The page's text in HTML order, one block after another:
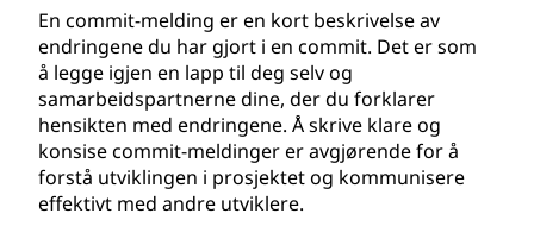
En commit-melding er en kort beskrivelse av
endringene du har gjort i en commit. Det er som
å legge igjen en lapp til deg selv og
samarbeidspartnerne dine, der du forklarer
hensikten med endringene. Å skrive klare og
konsise commit-meldinger er avgjørende for å
forstå utviklingen i prosjektet og kommunisere
effektivt med andre utviklere.